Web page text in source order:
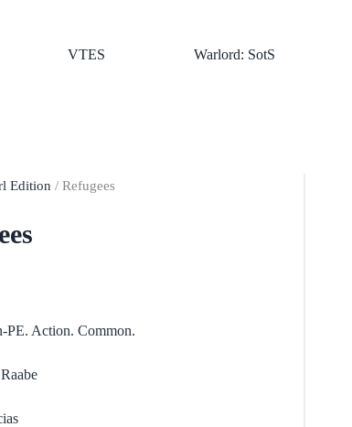
VTES Warlord: SotS
Edition / Refugees
PE. Action. Common.